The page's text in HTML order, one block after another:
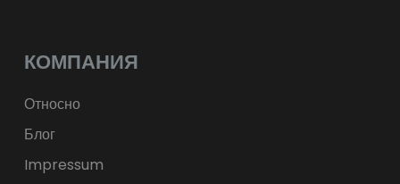
ft HUF
zł PLN
КОМПАНИЯ
Относно
Блог
Impressum